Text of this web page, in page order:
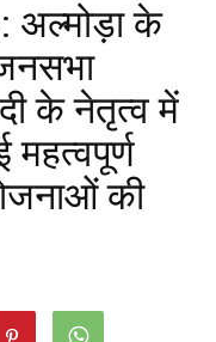
अल्मोड़ा के
के नेतृत्व में
की